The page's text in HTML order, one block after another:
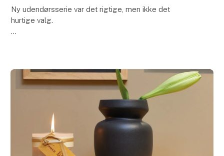
Ny udendørsserie var det rigtige, men ikke det
hurtige valg.
For et par år siden kunne vi ikke længere få